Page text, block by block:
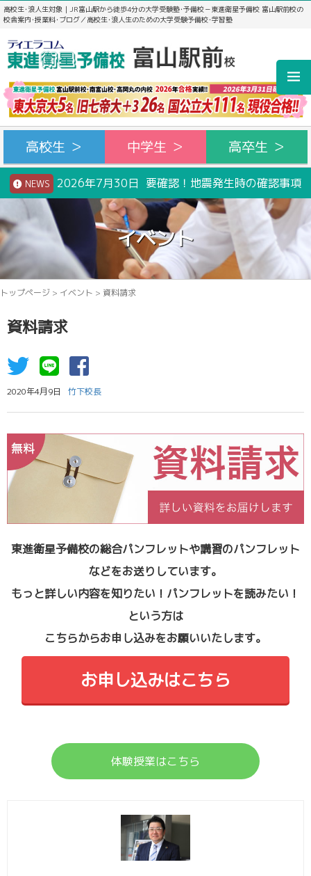
高校生･浪人生対象｜JR富山駅から徒歩4分の大学受験塾･予備校－東進衛星予備校 富山駅前校の
校舎案内･授業料･ブログ／高校生･浪人生のための大学受験予備校･学習塾
高校生 ＞ 中学生 ＞ 高卒生 ＞
NEWS 2026年7月30日 要確認！地震発生時の確認事項
イベント
トップページ > イベント > 資料請求
資料請求
2020年4月9日 竹下校長
東進衛星予備校の総合パンフレットや講習のパンフレット
などをお送りしています。
もっと詳しい内容を知りたい！パンフレットを読みたい！
という方は
こちらからお申し込みをお願いいたします。
お申し込みはこちら
体験授業はこちら